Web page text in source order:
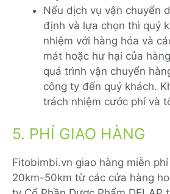
Nếu dịch vụ vận chuyển
định và lựa chọn thì quý
nhiệm với hàng hóa và
mát hoặc hư hại của
quá trình vận chuyển
công ty đến quý khách.
trách nhiệm cước phí và
5. PHÍ GIAO HÀNG
Fitobimbi.vn giao hàng miễn
20km-50km từ các cửa hàng